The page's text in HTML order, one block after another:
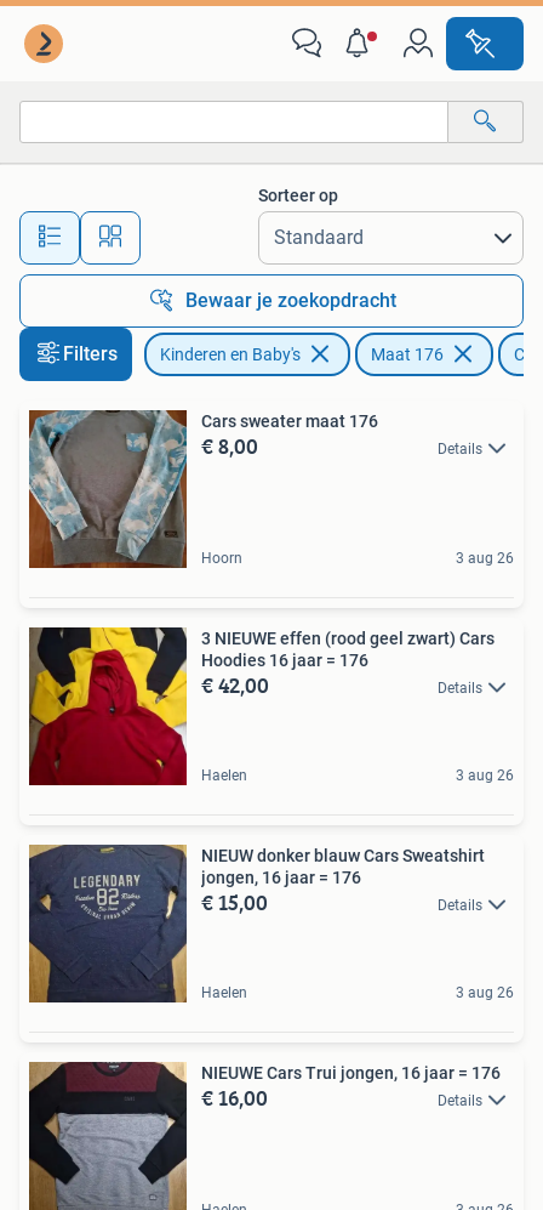
Alle afstanden…
Sorteer op
Bewaar je zoekopdracht
Filters Kinderen en Baby's Maat 176
Cars sweater maat 176
€ 8,00 Details
Hoorn 3 aug 26
3 NIEUWE effen (rood geel zwart) Cars
Hoodies 16 jaar = 176
€ 42,00 Details
Haelen 3 aug 26
NIEUW donker blauw Cars Sweatshirt
jongen, 16 jaar = 176
€ 15,00 Details
Haelen 3 aug 26
NIEUWE Cars Trui jongen, 16 jaar = 176
€ 16,00 Details